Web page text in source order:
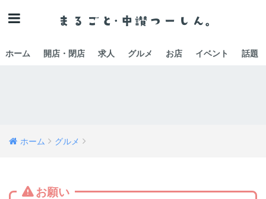
ホーム 開店・閉店 求人 グルメ お店 イベント 話題
ホーム グルメ
お願い